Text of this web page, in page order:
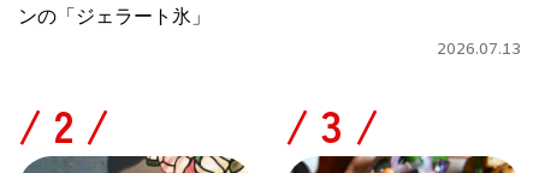
ンの「ジェラート氷」
2026.07.13
/ /